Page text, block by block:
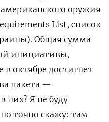
оружия
List, список
Общая сумма
инициативы,
в октябре достигнет
пакета —
них? Я не буду
но точно скажу: там